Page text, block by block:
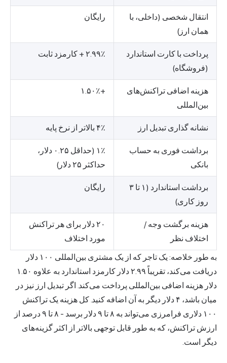
انتقال شخصی (داخلی، با
همان ارز)
رایگان
پرداخت با کارت استاندارد
(فروشگاه)
۲.۹۹٪ + کارمزد ثابت
هزینه اضافی تراکنش‌های
بین‌المللی
+۱.۵۰٪
نشانه گذاری تبدیل ارز ۴٪ بالاتر از نرخ پایه
برداشت فوری به حساب
بانکی
۱٪ (حداقل ۰.۲۵ دلار،
حداکثر ۲۵ دلار)
برداشت استاندارد (۱ تا ۳
روز کاری)
رایگان
هزینه برگشت وجه /
اختلاف نظر
۲۰ دلار برای هر تراکنش
مورد اختلاف
به طور خلاصه: یک تاجر که از یک مشتری بین‌المللی ۱۰۰ دلار
دریافت می‌کند، تقریباً ۲.۹۹ دلار کارمزد استاندارد به علاوه ۱.۵۰
دلار هزینه اضافی بین‌المللی پرداخت می‌کند. اگر تبدیل ارز نیز در
میان باشد، ۴ دلار دیگر به آن اضافه کنید. کل هزینه یک تراکنش
۱۰۰ دلاری فرامرزی می‌تواند به ۸ تا ۹ دلار برسد - ۸ تا ۹ درصد از
ارزش تراکنش، که به طور قابل توجهی بالاتر از اکثر گزینه‌های
دیگر است.